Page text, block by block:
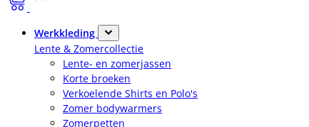
Werkkleding
Lente & Zomercollectie
Lente- en zomerjassen
Korte broeken
Verkoelende Shirts en Polo's
Zomer bodywarmers
Zomerpetten